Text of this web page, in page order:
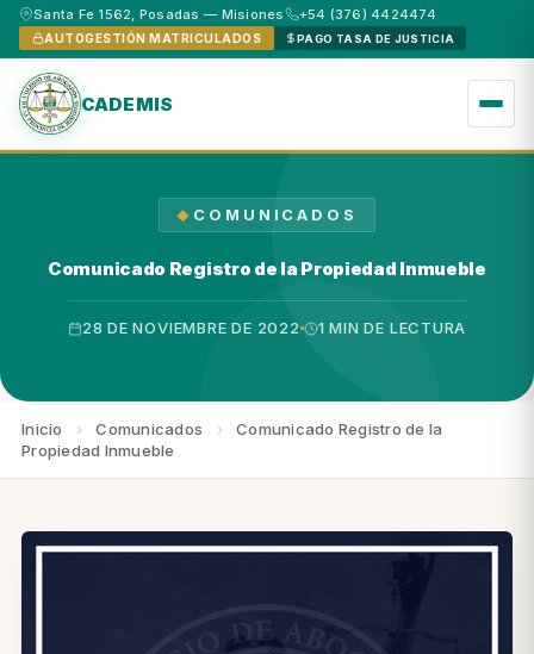
Santa Fe 1562, Posadas — Misiones +54 (376) 4424474
AUTOGESTIÓN MATRICULADOS PAGO TASA DE JUSTICIA
CADEMIS
COMUNICADOS
Comunicado Registro de la Propiedad Inmueble
28 DE NOVIEMBRE DE 2022 1 MIN DE LECTURA
Inicio › Comunicados ›
Comunicado Registro de la
Propiedad Inmueble